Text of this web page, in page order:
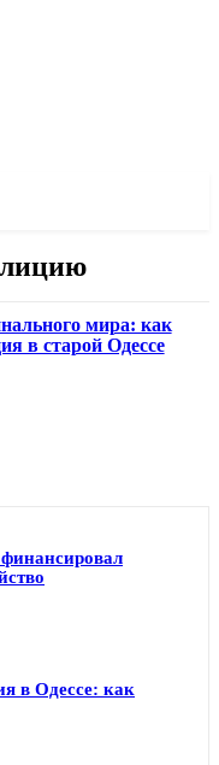
мира: как
в старой Одессе
в Одессе: как